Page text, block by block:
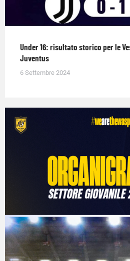
Under 16: risultato storico per le
Juventus
6 Settembre 2024